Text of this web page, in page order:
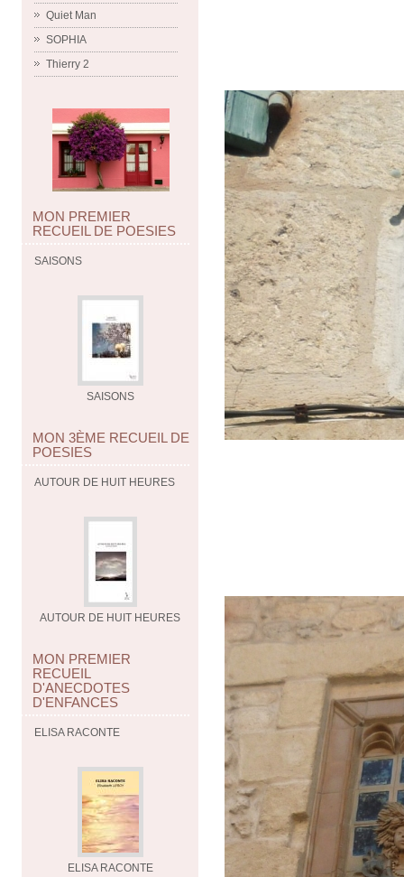
Quiet Man
SOPHIA
Thierry 2
MON PREMIER
RECUEIL DE POESIES
SAISONS
SAISONS
MON 3ÈME RECUEIL DE
POESIES
AUTOUR DE HUIT HEURES
AUTOUR DE HUIT HEURES
MON PREMIER
RECUEIL
D'ANECDOTES
D'ENFANCES
ELISA RACONTE
ELISA RACONTE